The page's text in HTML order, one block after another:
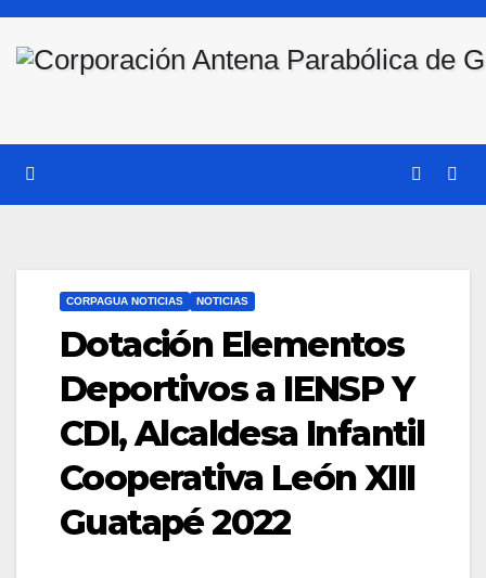
Saltar
CORPAGUA NOTICIAS NOTICIAS
Dotación Elementos
Deportivos a IENSP Y
CDI, Alcaldesa Infantil
Cooperativa León XIII
Guatapé 2022